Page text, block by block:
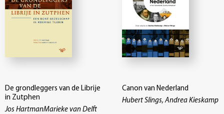
De grondleggers van de Librije
in Zutphen
Jos HartmanMarieke van Delft
Canon van Nederland
Hubert Slings, Andrea Kieskamp